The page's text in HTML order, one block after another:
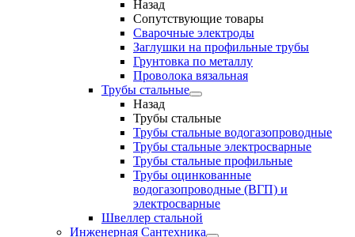
Назад
Сопутствующие товары
Сварочные электроды
Заглушки на профильные трубы
Грунтовка по металлу
Проволока вязальная
Трубы стальные
Назад
Трубы стальные
Трубы стальные водогазопроводные
Трубы стальные электросварные
Трубы стальные профильные
Трубы оцинкованные
водогазопроводные (ВГП) и
электросварные
Швеллер стальной
Инженерная Сантехника